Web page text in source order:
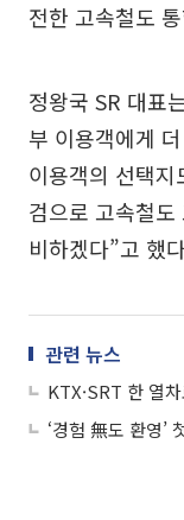
전한 고속철도
정왕국 SR 대표
부 이용객에게
이용객의 선택지
검으로 고속철
비하겠다”고 했
관련 뉴스
‘경험 無도 환영’